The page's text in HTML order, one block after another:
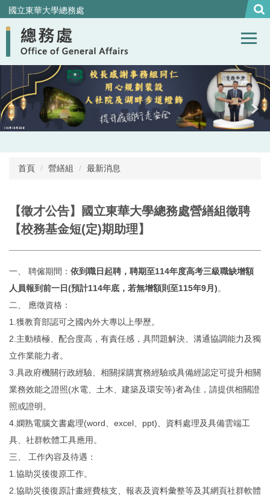
跳
到
主
內
容
區
國立東華大學總務處
首頁 營繕組 最新消息
【徵才公告】國立東華大學總務處營繕組徵聘
【校務基金短(定)期助理】
一、 聘僱期間： 依到職日起聘， 聘期至114年度高考三級職缺增額
人員報到前一日(預計114年底，若無增額則至115年9月)。
二、 應徵資格：
1.獲教育部認可之國內外大專以上學歷。
2.主動積極、配合度高，有責任感，具問題解決、 溝通協調能力及獨
立作業能力者。
3.具政府機關行政經驗、 相關採購實務經驗或具備經認定可提升相關
業務效能之證照(水電、 土木、建築及環安等)者為佳，請提供相關證
照或證明。
4.嫻熟電腦文書處理(word、excel、ppt)、 資料處理及具備雲端工
具、社群軟體工具應用。
三、 工作內容及待遇：
1.協助災後復原工作。
2.協助災後復原計畫經費核支、 報表及資料彙整等及其網頁社群軟體